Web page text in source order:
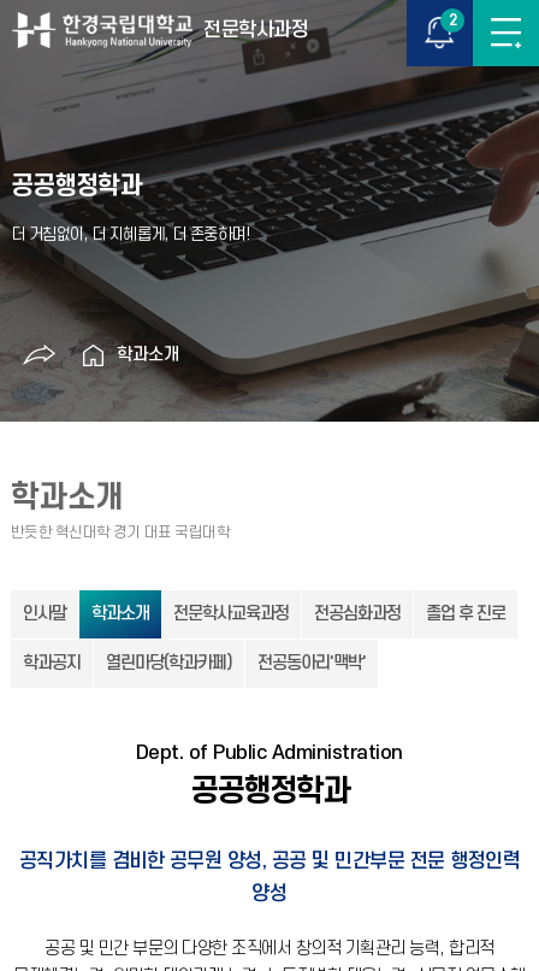
전문학사과정 2
공공행정학과
학과소개
학과소개
인사말 학과소개 전문학사교육과정 전공심화과정 졸업 후 진로
학과공지 열린마당(학과카페) 전공동아리'맥박'
Dept. of Public Administration
공공행정학과
공직가치를 겸비한 공무원 양성, 공공 및 민간부문 전문 행정인력
양성
공공 및 민간 부문의 다양한 조직에서 창의적 기획관리 능력, 합리적